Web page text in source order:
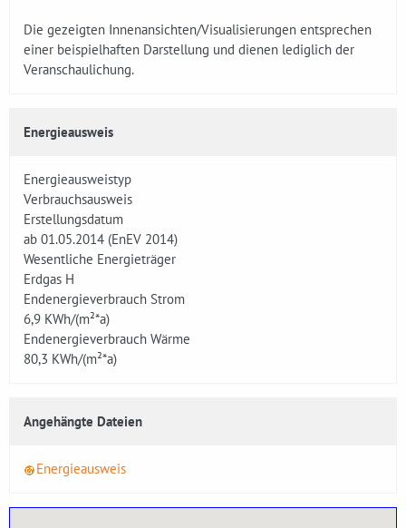
Die gezeigten Innenansichten/Visualisierungen entsprechen
einer beispielhaften Darstellung und dienen lediglich der
Veranschaulichung.
Energieausweis
Energieausweistyp
Verbrauchsausweis
Erstellungsdatum
ab 01.05.2014 (EnEV 2014)
Wesentliche Energieträger
Erdgas H
Endenergieverbrauch Strom
6,9 KWh/(m²*a)
Endenergieverbrauch Wärme
80,3 KWh/(m²*a)
Angehängte Dateien
Energieausweis